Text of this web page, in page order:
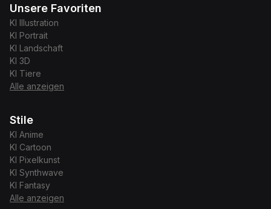
Unsere Favoriten
KI
Illustration
KI Portrait
KI Landschaft
KI 3D
KI Tiere
Alle anzeigen
Stile
KI Anime
KI Cartoon
KI Pixelkunst
KI Synthwave
KI Fantasy
Alle anzeigen